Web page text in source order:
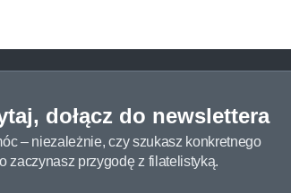
dołącz do newslettera
– niezależnie, czy szukasz konkretnego
zaczynasz przygodę z filatelistyką.